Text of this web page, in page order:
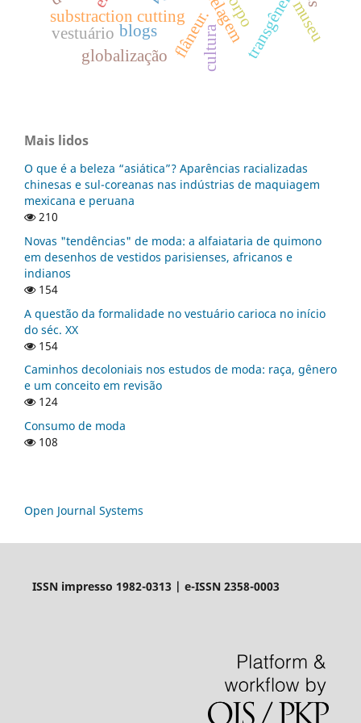
substraction cutting
blogs flâneur.
cultura
globalização
vestuário museu
Mais lidos
O que é a beleza “asiática”? Aparências racializadas
chinesas e sul-coreanas nas indústrias de maquiagem
mexicana e peruana
210
Novas "tendências" de moda: a alfaiataria de quimono
em desenhos de vestidos parisienses, africanos e
indianos
154
A questão da formalidade no vestuário carioca no início
do séc. XX
154
Caminhos decoloniais nos estudos de moda: raça, gênero
e um conceito em revisão
124
Consumo de moda
108
Open Journal Systems
ISSN impresso 1982-0313 | e-ISSN 2358-0003